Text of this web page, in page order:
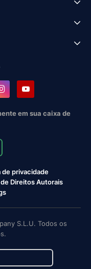
em sua caixa de
de privacidade
Direitos Autorais
S.L.U. Todos os